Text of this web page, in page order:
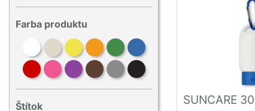
Farba produktu
Štítok
SUNCARE